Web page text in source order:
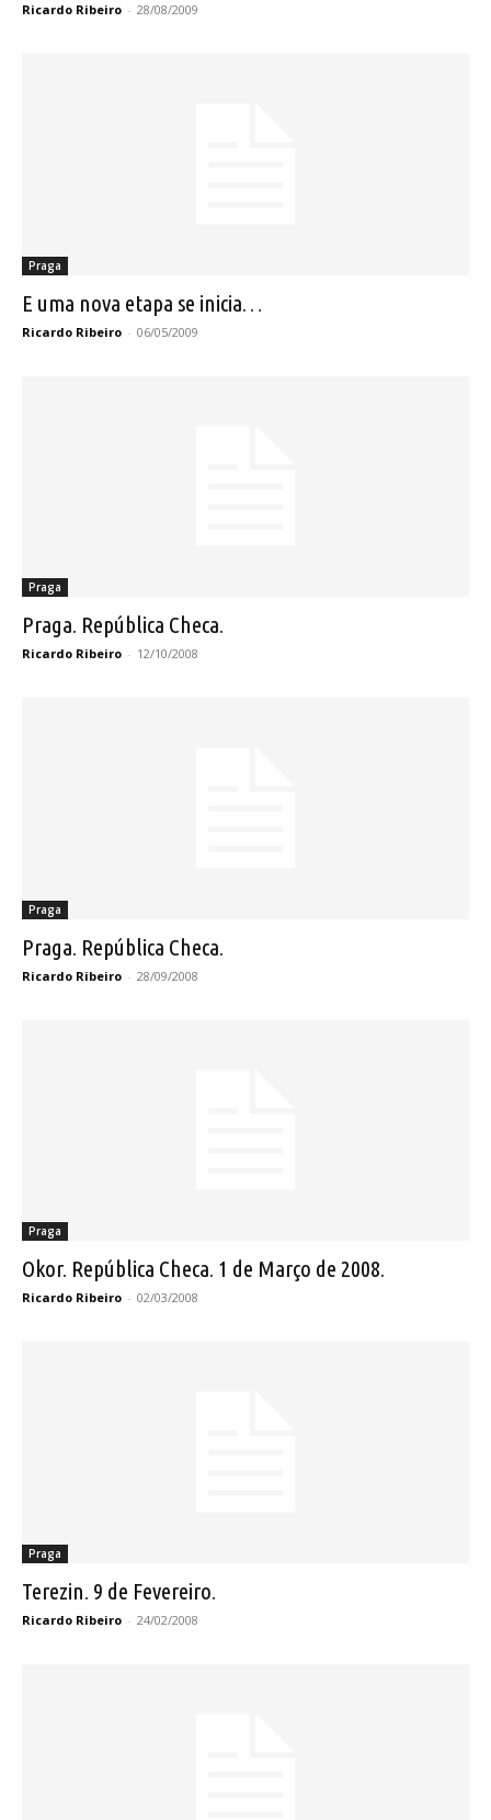
Ricardo Ribeiro - 28/08/2009
Praga
E uma nova etapa se inicia…
Ricardo Ribeiro - 06/05/2009
Praga
Praga. República Checa.
Ricardo Ribeiro - 12/10/2008
Praga
Praga. República Checa.
Ricardo Ribeiro - 28/09/2008
Praga
Okor. República Checa. 1 de Março de 2008.
Ricardo Ribeiro - 02/03/2008
Praga
Terezin. 9 de Fevereiro.
Ricardo Ribeiro - 24/02/2008